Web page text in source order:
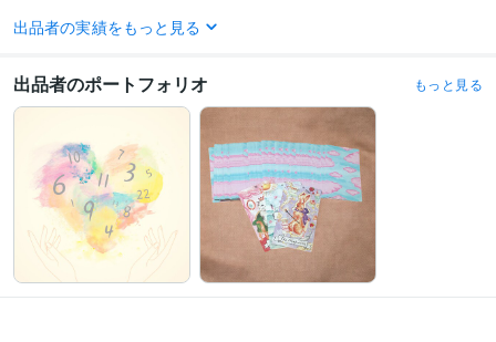
ビジネス・クリエイティブツール
得意分野
占い タロット×数秘術×四柱推命
出品者の実績をもっと見る
出品者のポートフォリオ もっと見る